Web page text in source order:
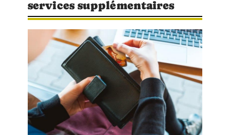
services supplémentaires